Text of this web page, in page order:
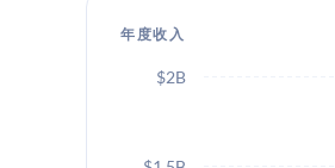
年度收入
$2B